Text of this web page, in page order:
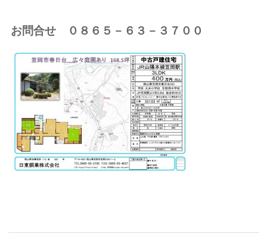
お問合せ ０８６５－６３－３７００